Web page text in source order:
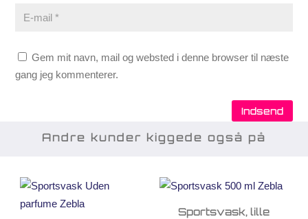
Gem mit navn, mail og websted i denne browser til næste
gang jeg kommenterer.
Indsend
Andre kunder kiggede også på
Sportsvask, lille